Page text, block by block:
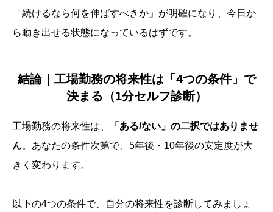
「続けるなら何を伸ばすべきか」が明確になり、今日か
ら動き出せる状態になっているはずです。
結論｜工場勤務の将来性は「4つの条件」で
決まる（1分セルフ診断）
工場勤務の将来性は、
「ある/ない」の二択ではありませ
ん。あなたの条件次第で、5年後・10年後の安定度が大
きく変わります。
以下の4つの条件で、自分の将来性を診断してみましょ